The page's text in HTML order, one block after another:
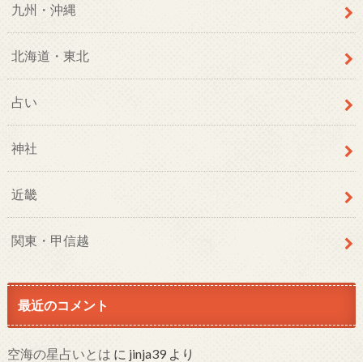
九州・沖縄
北海道・東北
占い
神社
近畿
関東・甲信越
最近のコメント
空海の星占いとは に jinja39より